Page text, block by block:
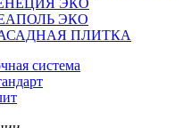
ЭКО
ЭКО
ПЛИТКА
система